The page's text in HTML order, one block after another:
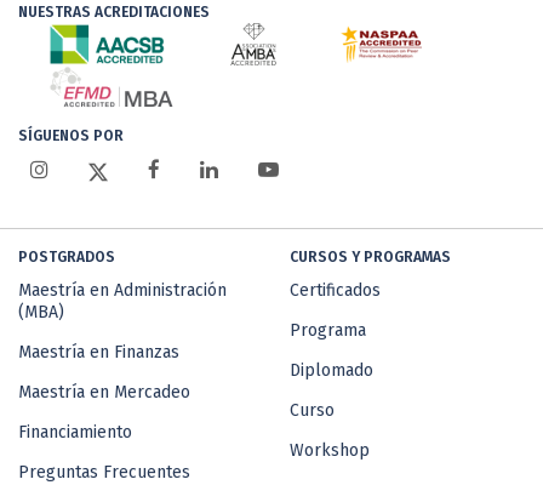
NUESTRAS ACREDITACIONES
SÍGUENOS POR
POSTGRADOS
Maestría en Administración
(MBA)
Maestría en Finanzas
Maestría en Mercadeo
Financiamiento
Preguntas Frecuentes
CURSOS Y PROGRAMAS
Certificados
Programa
Diplomado
Curso
Workshop